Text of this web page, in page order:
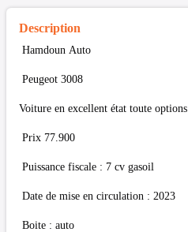
Description
Hamdoun Auto
Peugeot 3008
Voiture en excellent état toute options
Prix 77.900
Puissance fiscale : 7 cv gasoil
Date de mise en circulation : 2023
Boite : auto